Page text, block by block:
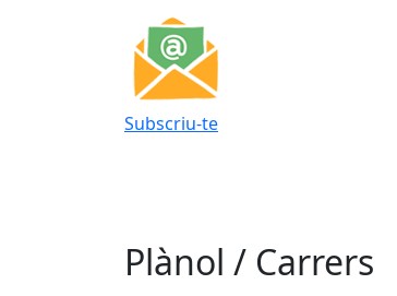
Subscriu-te
Plànol / Carrers